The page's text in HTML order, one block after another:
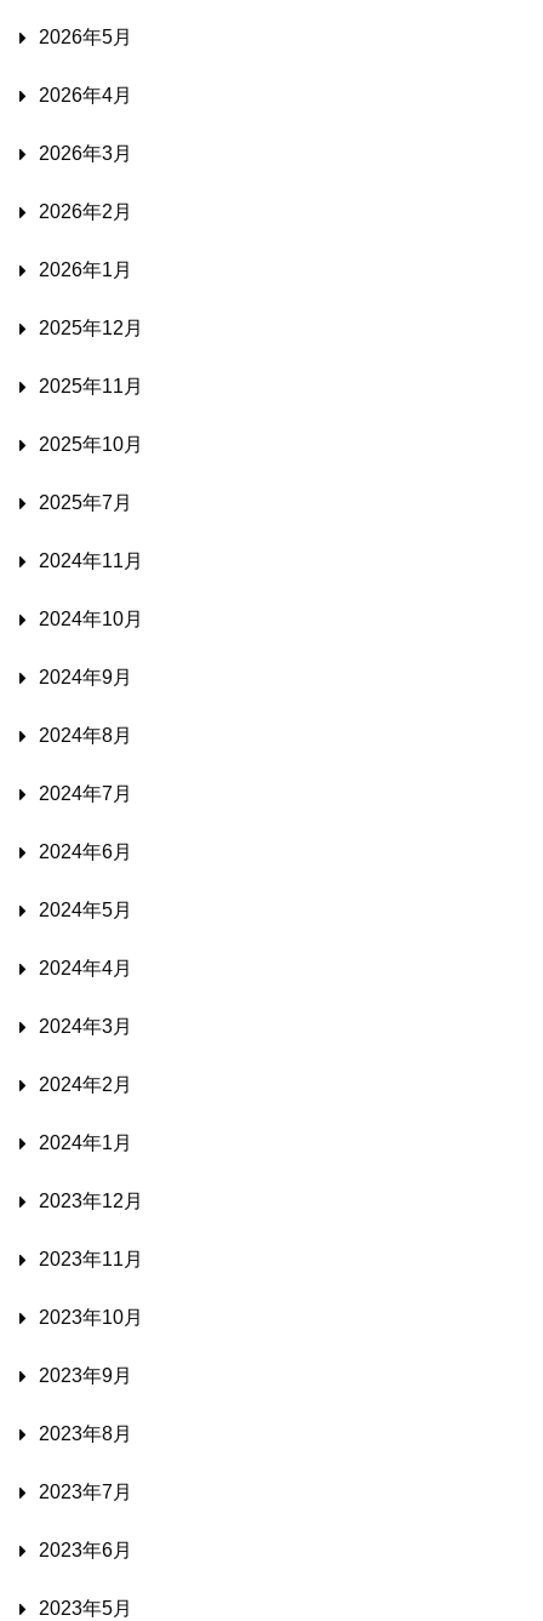
2026年5月
2026年4月
2026年3月
2026年2月
2026年1月
2025年12月
2025年11月
2025年10月
2025年7月
2024年11月
2024年10月
2024年9月
2024年8月
2024年7月
2024年6月
2024年5月
2024年4月
2024年3月
2024年2月
2024年1月
2023年12月
2023年11月
2023年10月
2023年9月
2023年8月
2023年7月
2023年6月
2023年5月